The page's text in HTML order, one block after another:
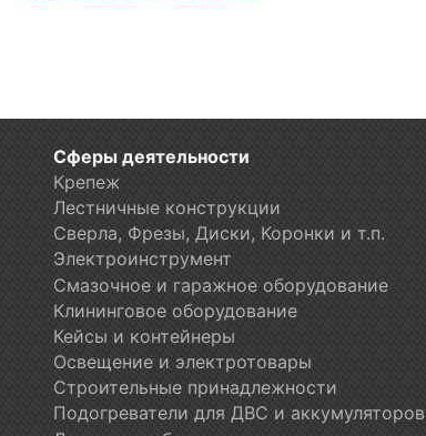
Сферы деятельности
Крепеж
Лестничные конструкции
Сверла, Фрезы, Диски, Коронки и т.п.
Электроинструмент
Смазочное и гаражное оборудование
Клининговое оборудование
Кейсы и контейнеры
Освещение и электротовары
Строительные принадлежности
Подогреватели для ДВС и аккумуляторов